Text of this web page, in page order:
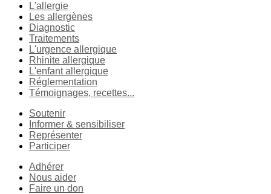
L'allergie
Les allergènes
Diagnostic
Traitements
L'urgence allergique
Rhinite allergique
L'enfant allergique
Réglementation
Témoignages, recettes...
Soutenir
Informer & sensibiliser
Représenter
Participer
Adhérer
Nous aider
Faire un don